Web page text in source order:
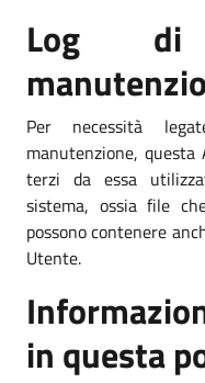
Log
Per necessità
manutenzione,
terzi da essa
sistema, ossia file
possono contenere
Utente.
in questa